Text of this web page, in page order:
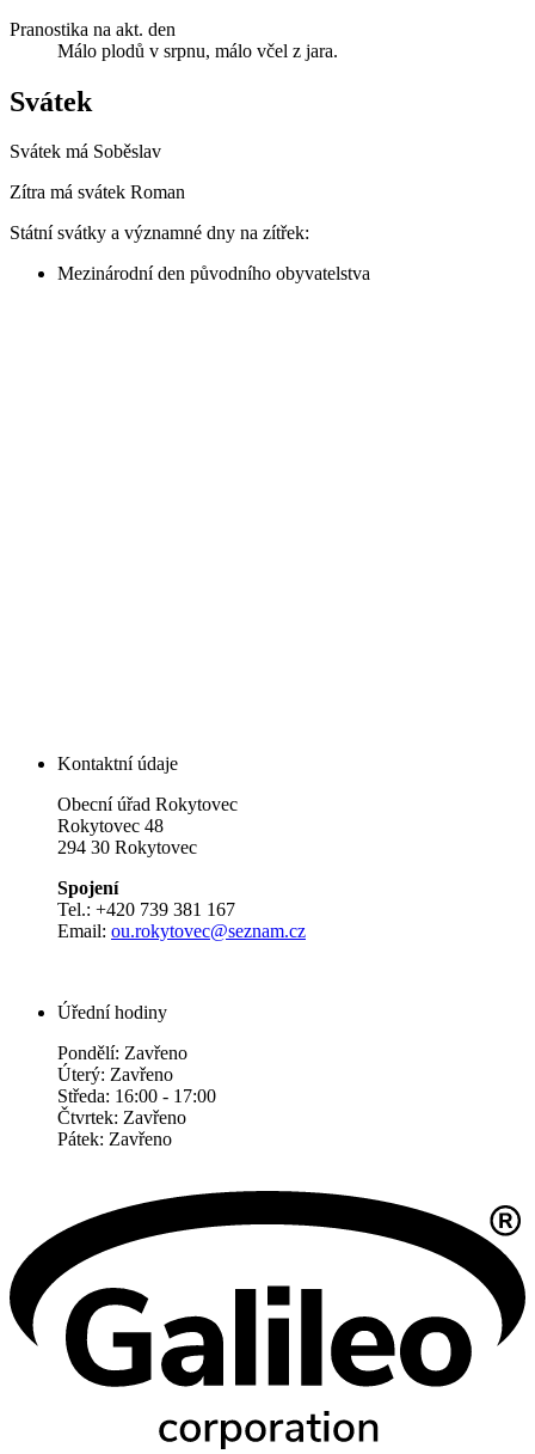
Pranostika na akt. den
Málo plodů v srpnu, málo včel z jara.
Svátek
Svátek má Soběslav
Zítra má svátek Roman
Státní svátky a významné dny na zítřek:
Mezinárodní den původního obyvatelstva
Kontaktní údaje
Obecní úřad Rokytovec
Rokytovec 48
294 30 Rokytovec
Spojení
Tel.: +420 739 381 167
Email: ou.rokytovec@seznam.cz
Úřední hodiny
Pondělí: Zavřeno
Úterý: Zavřeno
Středa: 16:00 - 17:00
Čtvrtek: Zavřeno
Pátek: Zavřeno